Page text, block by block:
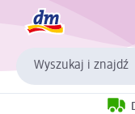
Wyszukaj i znajdź